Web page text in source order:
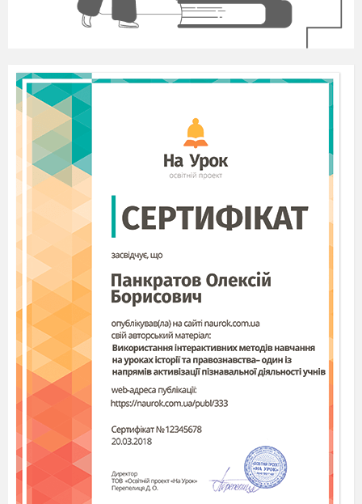
програмної та апаратних засобів, що забезпечують
автоматизацію збору, накопичення, опрацювання,
Модульна структура комп'ютера
адаптувати її до потреб користувача.
Програмне забезпечення
– це сукупність всіх програм і документації.
Апаратне забезпечення
це сукупність усіх пристроїв, з яких складається
комп'ютер, або які можуть додаватися до нього за
необхідності.
Пристрої комп'ютера
Пристрої
обробки
Пристрої
зберігання
Пристрої
•Центральний
процесор
• Внутрішня
пам'ять
•Відеокарта
•Жорсткий
диск
•Оптичні
диски
•Flash-носії
•Мікрофон
•Сканер
Конфігурація —
це сукупність основних і
додаткових вузлів та пристроїв, що входять
до складу ПК, а також їхні параметри.